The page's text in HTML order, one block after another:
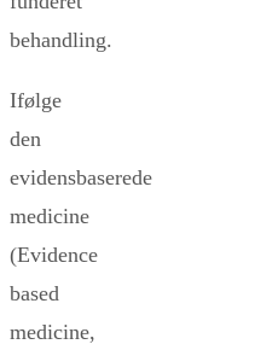
behandling.
Ifølge
den
evidensbaserede
medicine
(Evidence
based
medicine,